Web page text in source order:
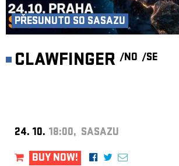
PŘESUNUTO SO SASAZU
CLAWFINGER /NO /SE
24. 10. 18:00, SASAZU
BUY NOW!